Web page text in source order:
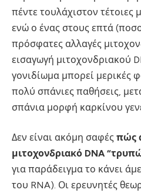
πέντε τουλάχιστον τέτοιες
ενώ ο ένας στους επτά
πρόσφατες αλλαγές
εισαγωγή μιτοχονδριακού
γονιδίωμα μπορεί μερικές
πολύ σπάνιες παθήσεις,
σπάνια μορφή καρκίνου
Δεν είναι ακόμη σαφές πώς
μιτοχονδριακό DNA
για παράδειγμα το κάνει
του RNA). Οι ερευνητές